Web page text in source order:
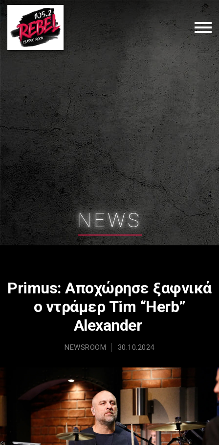
NEWS
Primus: Αποχώρησε ξαφνικά
ο ντράμερ Tim “Herb”
Alexander
NEWSROOM 30.10.2024